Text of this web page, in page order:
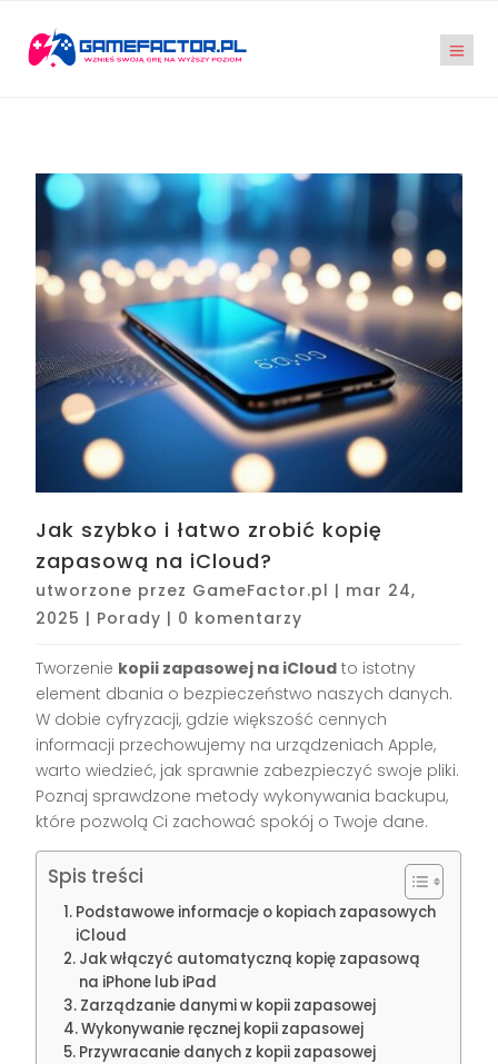
Jak szybko i łatwo zrobić kopię
zapasową na iCloud?
utworzone przez GameFactor.pl | mar 24,
2025 | Porady | 0 komentarzy
Tworzenie kopii zapasowej na iCloud to istotny
element dbania o bezpieczeństwo naszych danych.
W dobie cyfryzacji, gdzie większość cennych
informacji przechowujemy na urządzeniach Apple,
warto wiedzieć, jak sprawnie zabezpieczyć swoje pliki.
Poznaj sprawdzone metody wykonywania backupu,
które pozwolą Ci zachować spokój o Twoje dane.
Spis treści
Podstawowe informacje o kopiach zapasowych
iCloud
Jak włączyć automatyczną kopię zapasową
na iPhone lub iPad
Zarządzanie danymi w kopii zapasowej
Wykonywanie ręcznej kopii zapasowej
Przywracanie danych z kopii zapasowej